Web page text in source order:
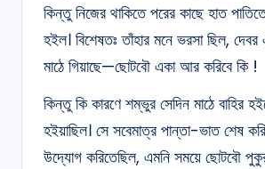
কিন্তু নিজের থাকিতে পরের কাছে হাত
হইল। বিশেষতঃ তাঁহার মনে ভরসা ছিল, দেবর
মাঠে গিয়াছে—ছোটবৌ একা আর করিবে কি !
কিন্তু কি কারণে শম্ভুর সেদিন মাঠে বাহির
হইয়াছিল। সে সবেমাত্র পান্তা-ভাত শেষ
উদ্যোগ করিতেছিল, এমনি সময়ে ছোটবৌ